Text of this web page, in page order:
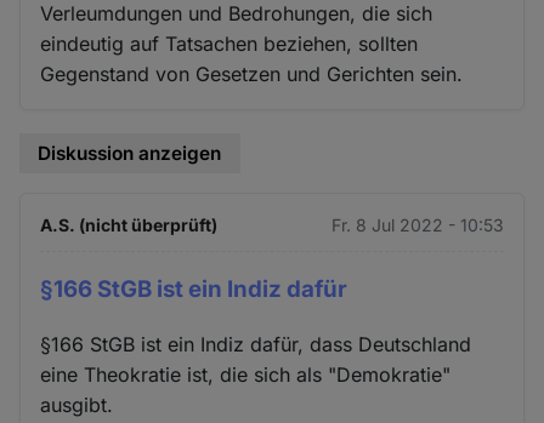
Verleumdungen und Bedrohungen, die sich
eindeutig auf Tatsachen beziehen, sollten
Gegenstand von Gesetzen und Gerichten sein.
Diskussion anzeigen
A.S. (nicht überprüft) Fr. 8 Jul 2022 - 10:53
§166 StGB ist ein Indiz dafür
§166 StGB ist ein Indiz dafür, dass Deutschland
eine Theokratie ist, die sich als "Demokratie"
ausgibt.